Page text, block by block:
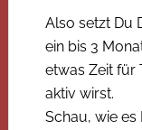
Also setzt Du
ein bis 3
etwas Zeit für
aktiv wirst.
Schau, wie es